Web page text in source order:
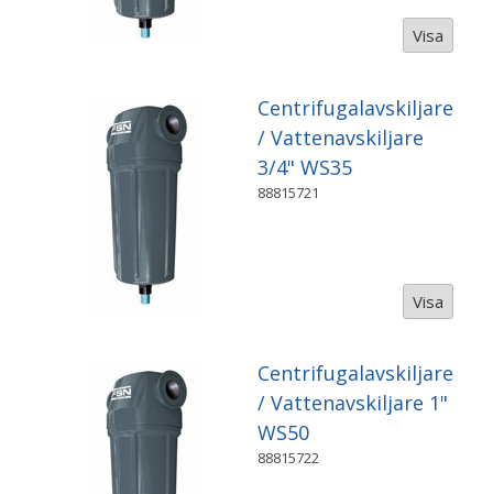
Visa
Centrifugalavskiljare
/ Vattenavskiljare
3/4" WS35
88815721
Visa
Centrifugalavskiljare
/ Vattenavskiljare 1"
WS50
88815722